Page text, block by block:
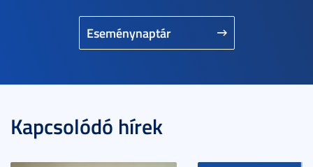
Eseménynaptár
Kapcsolódó hírek